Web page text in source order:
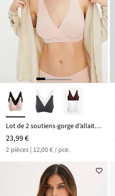
Lot de 2 soutiens-gorge d’allaitement coton sans armatures
23,99 €
2 pièces | 12,00 € / pce.